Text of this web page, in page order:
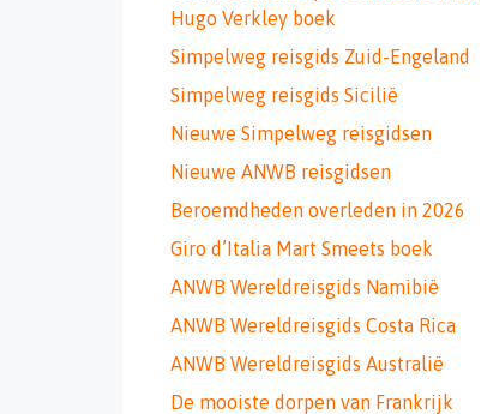
Hugo Verkley boek
Simpelweg reisgids Zuid-Engeland
Simpelweg reisgids Sicilië
Nieuwe Simpelweg reisgidsen
Nieuwe ANWB reisgidsen
Beroemdheden overleden in 2026
Giro d’Italia Mart Smeets boek
ANWB Wereldreisgids Namibië
ANWB Wereldreisgids Costa Rica
ANWB Wereldreisgids Australië
De mooiste dorpen van Frankrijk